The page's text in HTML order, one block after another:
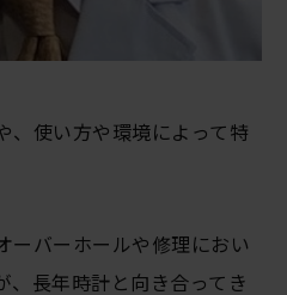
、使い方や環境によって特
ーバーホールや修理におい
、長年時計と向き合ってき